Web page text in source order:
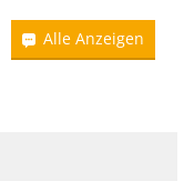
Alle Anzeigen